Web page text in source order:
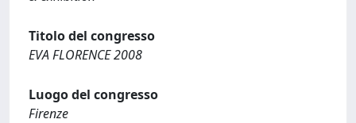
Titolo del congresso
EVA FLORENCE 2008
Luogo del congresso
Firenze